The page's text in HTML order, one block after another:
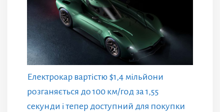
Електрокар вартістю $1,4 мільйони
розганяється до 100 км/год за 1,55
секунди і тепер доступний для покупки